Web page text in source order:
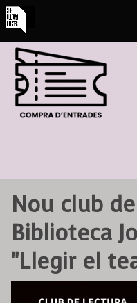
Nou club
Biblioteca
"Llegir el